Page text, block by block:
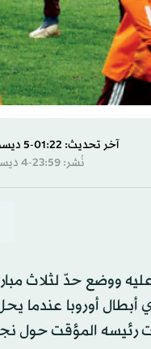
آخر تحديث: 01:22-5 ديسمبر 2020 م ـ 20 ربيع الثاني 1442 هـ
نُشر: 23:59-4 ديسمبر 2020 م ـ 19 ربيع الثاني 1442 هـ
ووضع حدّ لثلاث
أوروبا عندما
المؤقت حول نجم